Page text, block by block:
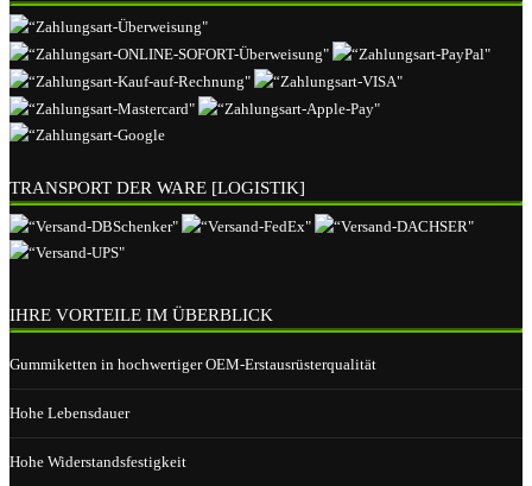
TRANSPORT DER WARE [LOGISTIK]
IHRE VORTEILE IM ÜBERBLICK
Gummiketten in hochwertiger OEM-Erstausrüsterqualität
Hohe Lebensdauer
Hohe Widerstandsfestigkeit